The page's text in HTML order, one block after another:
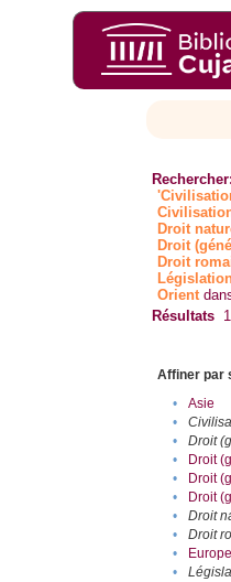
Rechercher:
Droit
Droit
Droit
Orient
Résultats 1
Affiner par
•
Asie
•
•
Droit
•
Droit
•
Droit
•
Droit
•
Droit
•
Droit
•
Europe
•